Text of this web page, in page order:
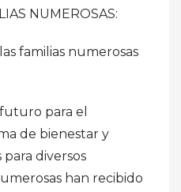
NUMEROSAS:
familias numerosas
para el
de bienestar y
diversos
han recibido